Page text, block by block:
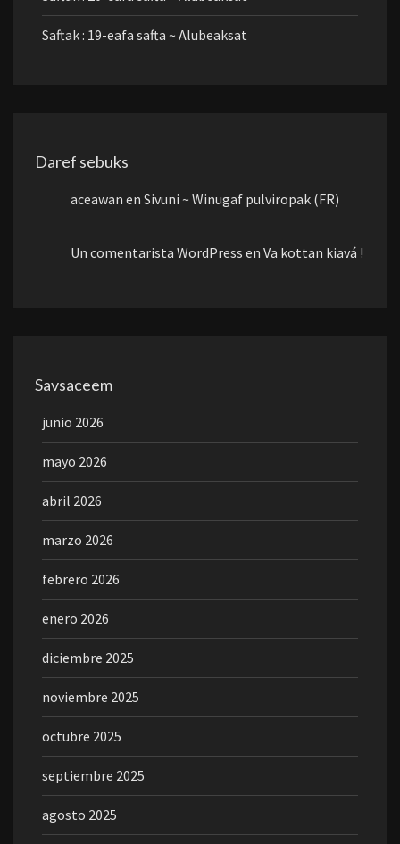
Saftak : 19-eafa safta ~ Alubeaksat
Daref sebuks
aceawan en Sivuni ~ Winugaf pulviropak (FR)
Un comentarista WordPress en Va kottan kiavá !
Savsaceem
junio 2026
mayo 2026
abril 2026
marzo 2026
febrero 2026
enero 2026
diciembre 2025
noviembre 2025
octubre 2025
septiembre 2025
agosto 2025